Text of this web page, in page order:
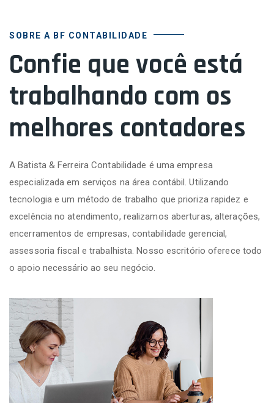
SOBRE A BF CONTABILIDADE
Confie que você está
trabalhando com os
melhores contadores
A Batista & Ferreira Contabilidade é uma empresa
especializada em serviços na área contábil. Utilizando
tecnologia e um método de trabalho que prioriza rapidez e
excelência no atendimento, realizamos aberturas, alterações,
encerramentos de empresas, contabilidade gerencial,
assessoria fiscal e trabalhista. Nosso escritório oferece todo
o apoio necessário ao seu negócio.